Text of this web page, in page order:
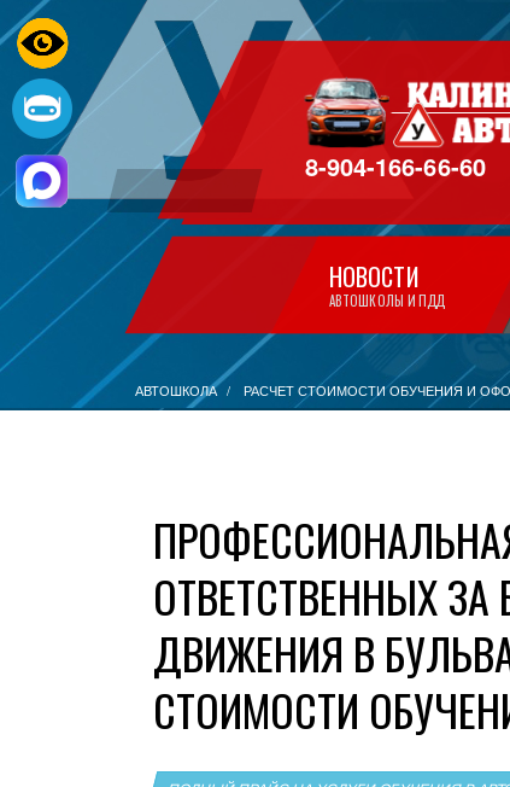
8-904-166-66-60
НОВОСТИ
АВТОШКОЛЫ И ПДД
АВТОШКОЛА РАСЧЕТ СТОИМОСТИ ОБУЧЕНИЯ И
ОТВЕТСТВЕННЫХ
ДВИЖЕНИЯ В
СТОИМОСТИ